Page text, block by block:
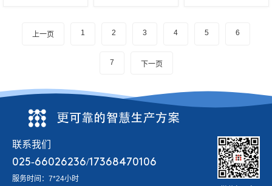
上一页 1 2 3 4 5 6
7 下一页
联系我们
025-66026236/17368470106
服务时间：7*24小时